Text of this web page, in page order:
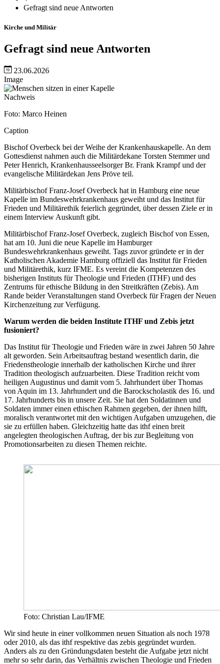
Gefragt sind neue Antworten
Kirche und Militär
Gefragt sind neue Antworten
23.06.2026
Image
Nachweis
Foto: Marco Heinen
Caption
Bischof Overbeck bei der Weihe der Krankenhauskapelle. An dem
Gottesdienst nahmen auch die Militärdekane Torsten Stemmer und
Peter Henrich, Krankenhausseelsorger Br. Frank Krampf und der
evangelische Militärdekan Jens Pröve teil.
Militärbischof Franz-Josef Overbeck hat in Hamburg eine neue
Kapelle im Bundeswehrkrankenhaus geweiht und das Institut für
Frieden und Militärethik feierlich gegründet, über dessen Ziele er in
einem Interview Auskunft gibt.
Militärbischof Franz-Josef Overbeck, zugleich Bischof von Essen,
hat am 10. Juni die neue Kapelle im Hamburger
Bundeswehrkrankenhaus geweiht. Tags zuvor gründete er in der
Katholischen Akademie Hamburg offiziell das Institut für Frieden
und Militärethik, kurz IFME. Es vereint die Kompetenzen des
bisherigen Instituts für Theologie und Frieden (ITHF) und des
Zentrums für ethische Bildung in den Streitkräften (Zebis). Am
Rande beider Veranstaltungen stand Overbeck für Fragen der Neuen
Kirchenzeitung zur Verfügung.
Warum werden die beiden Institute ITHF und Zebis jetzt
fusioniert?
Das Institut für Theologie und Frieden wäre in zwei Jahren 50 Jahre
alt geworden. Sein Arbeitsauftrag bestand wesentlich darin, die
Friedenstheologie innerhalb der katholischen Kirche und ihrer
Tradition theologisch aufzuarbeiten. Diese Tradition reicht vom
heiligen Augustinus und damit vom 5. Jahrhundert über Thomas
von Aquin im 13. Jahrhundert und die Barockscholastik des 16. und
17. Jahrhunderts bis in unsere Zeit. Sie hat den Soldatinnen und
Soldaten immer einen ethischen Rahmen gegeben, der ihnen hilft,
moralisch verantwortet mit den wichtigen Aufgaben umzugehen, die
sie zu erfüllen haben. Gleichzeitig hatte das ithf einen breit
angelegten theologischen Auftrag, der bis zur Begleitung von
Promotionsarbeiten zu diesen Themen reichte.
Foto: Christian Lau/IFME
Wir sind heute in einer vollkommen neuen Situation als noch 1978
oder 2010, als das ithf respektive das zebis gegründet wurden.
Anders als zu den Gründungsdaten besteht die Aufgabe jetzt nicht
mehr so sehr darin, das Verhältnis zwischen Theologie und Frieden